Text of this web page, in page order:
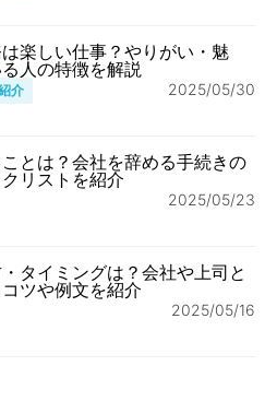
楽しい仕事？やりがい・魅
人の特徴を解説
介 2025/05/30
とは？会社を辞める手続きの
リストを紹介
2025/05/23
タイミングは？会社や上司と
ツや例文を紹介
2025/05/16